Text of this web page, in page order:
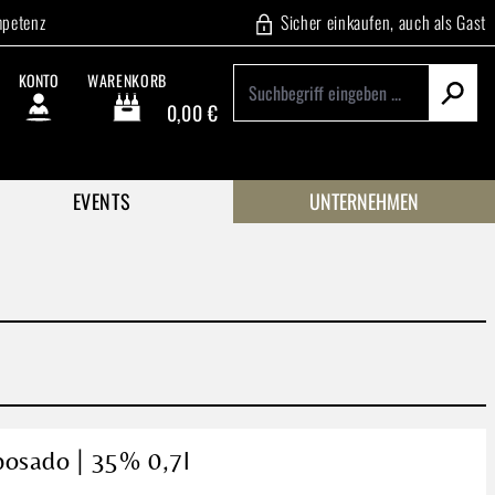
Sicher einkaufen, auch als Gast
KONTO WARENKORB
0,00 €
Warenkorb enthält 0 Positionen. Der Gesamtwert
EVENTS UNTERNEHMEN
| 35% 0,7l